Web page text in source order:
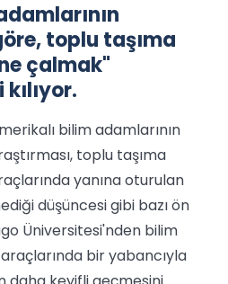
toplu taşıma
çalmak"
bilim adamlarının
toplu taşıma
yanına oturulan
düşüncesi gibi bazı ön
Üniversitesi'nden bilim
bir yabancıyla